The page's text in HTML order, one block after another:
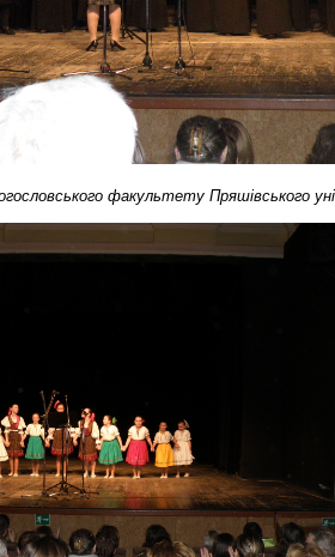
факультету Пряшівського